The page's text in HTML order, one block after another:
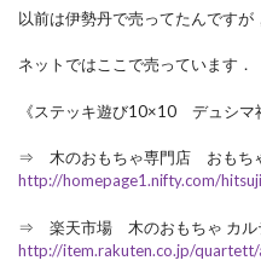
以前は伊勢丹で売ってたんです
ネットではここで売っています．
《ステッキ遊び10×10 デュシマ
⇒ 木のおもちゃ専門店 おもち
http://homepage1.nifty.com/
⇒ 楽天市場 木のおもちゃ カル
http://item.rakuten.co.jp/